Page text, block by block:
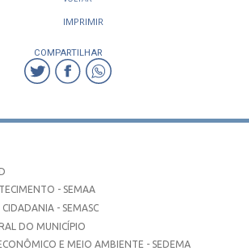
IMPRIMIR
COMPARTILHAR
- SEMAA
CIDADANIA - SEMASC
DO MUNICÍPIO
E MEIO AMBIENTE - SEDEMA